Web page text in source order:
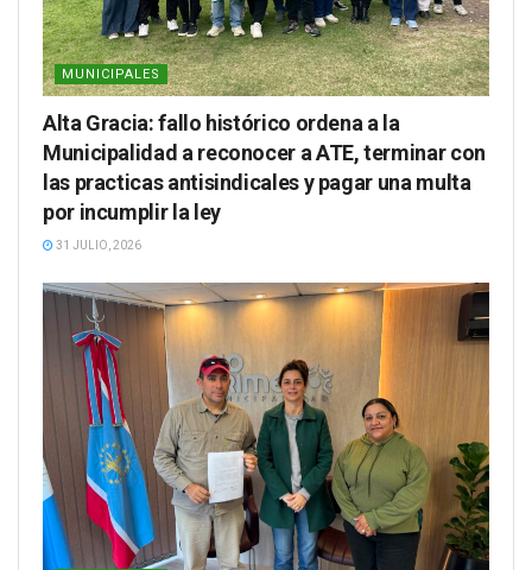
MUNICIPALES
Alta Gracia: fallo histórico ordena a la
Municipalidad a reconocer a ATE, terminar con
las practicas antisindicales y pagar una multa
por incumplir la ley
31 JULIO, 2026